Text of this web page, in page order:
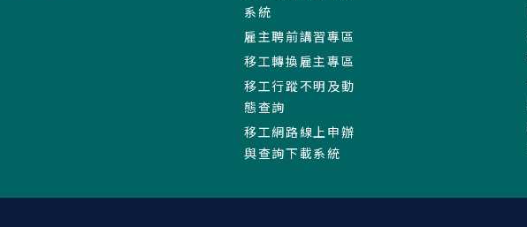
系統
雇主聘前講習專區
移工轉換雇主專區
移工行蹤不明及動
態查詢
移工網路線上申辦
與查詢下載系統